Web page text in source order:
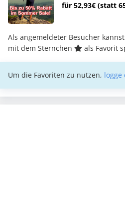
für 52,93€ (statt
Als angemeldeter Besucher
mit dem Sternchen
als Favorit
Um die Favoriten zu nutzen, logge